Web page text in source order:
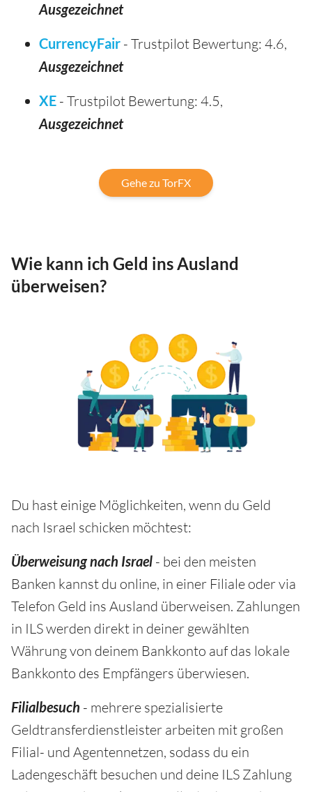
Ausgezeichnet
CurrencyFair - Trustpilot Bewertung: 4.6,
Ausgezeichnet
XE - Trustpilot Bewertung: 4.5,
Ausgezeichnet
Gehe zu TorFX
Wie kann ich Geld ins Ausland
überweisen?
Du hast einige Möglichkeiten, wenn du Geld
nach Israel schicken möchtest:
Überweisung nach Israel - bei den meisten
Banken kannst du online, in einer Filiale oder via
Telefon Geld ins Ausland überweisen. Zahlungen
in ILS werden direkt in deiner gewählten
Währung von deinem Bankkonto auf das lokale
Bankkonto des Empfängers überwiesen.
Filialbesuch - mehrere spezialisierte
Geldtransferdienstleister arbeiten mit großen
Filial- und Agentennetzen, sodass du ein
Ladengeschäft besuchen und deine ILS Zahlung